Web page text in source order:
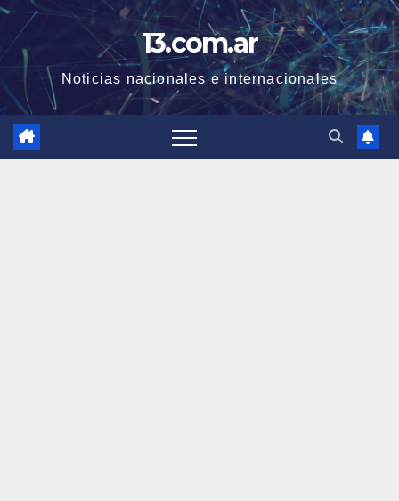
Skip
content
13.com.ar
Noticias nacionales e internacionales